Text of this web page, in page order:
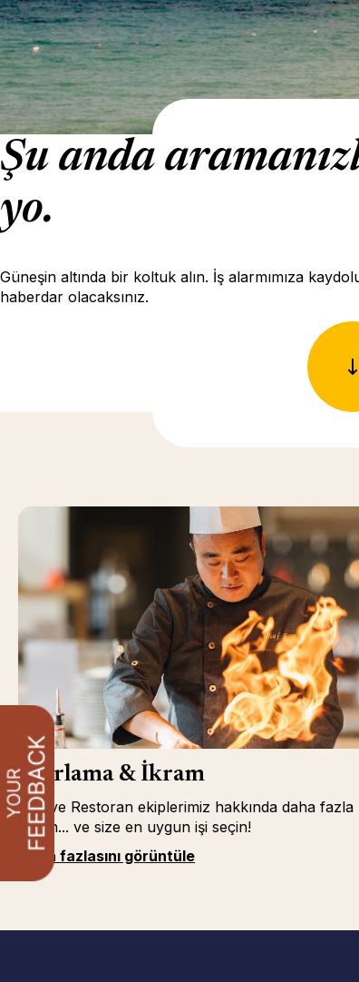
Şu anda
yo.
Güneşin altında bir koltuk alın. İş alarmımıza
haberdar olacaksınız.
Ağırlama & İkram
Otel ve Restoran ekiplerimiz hakkında daha fazla
edinin... ve size en uygun işi seçin!
Daha fazlasını görüntüle